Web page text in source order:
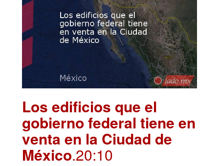
Los edificios que el
gobierno federal tiene en
venta en la Ciudad de
México.20:10